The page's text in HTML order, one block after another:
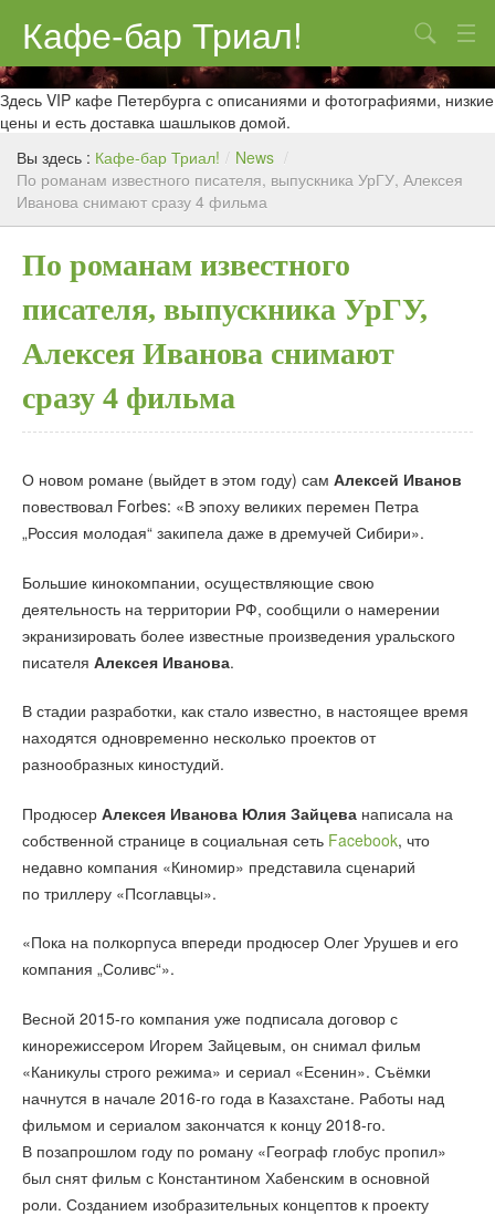
Кафе-бар Триал!
О нас
Меню
Контакты
Реклама
Поиск
Здесь VIP кафе Петербурга с описаниями и фотографиями, низкие
цены и есть доставка шашлыков домой.
Вы здесь : Кафе-бар Триал! / News /
По романам известного писателя, выпускника УрГУ, Алексея
Иванова снимают сразу 4 фильма
По романам известного
писателя, выпускника УрГУ,
Алексея Иванова снимают
сразу 4 фильма
О новом романе (выйдет в этом году) сам Алексей Иванов
повествовал Forbes: «В эпоху великих перемен Петра
„Россия молодая“ закипела даже в дремучей Сибири».
Большие кинокомпании, осуществляющие свою
деятельность на территории РФ, сообщили о намерении
экранизировать более известные произведения уральского
писателя Алексея Иванова.
В стадии разработки, как стало известно, в настоящее время
находятся одновременно несколько проектов от
разнообразных киностудий.
Продюсер Алексея Иванова Юлия Зайцева написала на
собственной странице в социальная сеть Facebook, что
недавно компания «Киномир» представила сценарий
по триллеру «Псоглавцы».
«Пока на полкорпуса впереди продюсер Олег Урушев и его
компания „Соливс“».
Весной 2015-го компания уже подписала договор с
кинорежиссером Игорем Зайцевым, он снимал фильм
«Каникулы строго режима» и сериал «Есенин». Съёмки
начнутся в начале 2016-го года в Казахстане. Работы над
фильмом и сериалом закончатся к концу 2018-го.
В позапрошлом году по роману «Географ глобус пропил»
был снят фильм с Константином Хабенским в основной
роли. Созданием изобразительных концептов к проекту